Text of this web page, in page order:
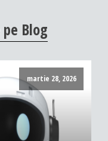
pe Blog
martie 28, 2026